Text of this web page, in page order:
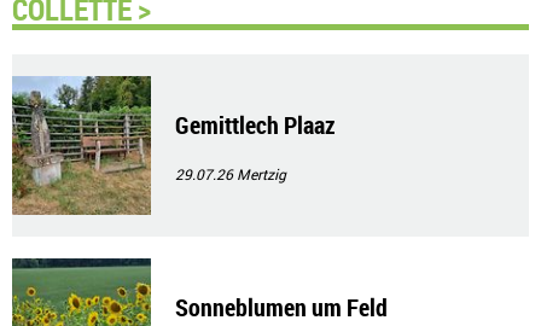
COLLETTE >
Gemittlech Plaaz
29.07.26Mertzig
Sonneblumen um Feld